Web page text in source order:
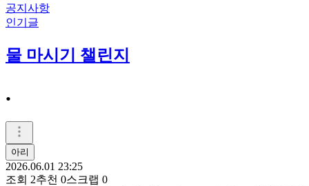
공지사항
인기글
물 마시기 챌린지
.
아리
2026.06.01 23:25
조회 2추천 0스크랩 0